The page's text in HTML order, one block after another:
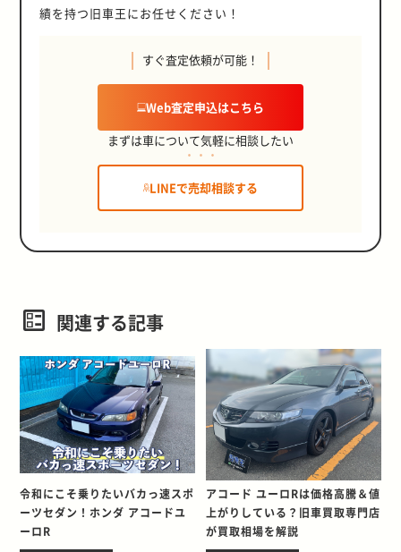
績を持つ旧車王にお任せください！
すぐ査定依頼が可能！
Web査定申込はこちら
まずは車について気軽に相談したい
LINEで売却相談する
関連する記事
令和にこそ乗りたいバカっ速スポ
ーツセダン！ホンダ アコードユ
ーロR
アコード ユーロRは価格高騰＆値
上がりしている？旧車買取専門店
が買取相場を解説